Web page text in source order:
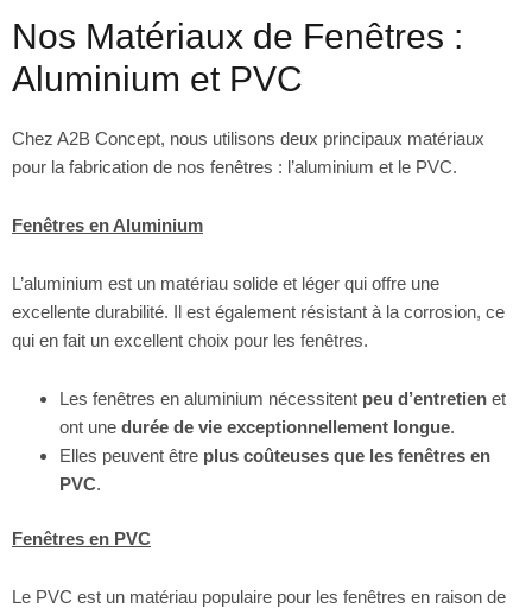
Nos Matériaux de Fenêtres :
Aluminium et PVC
Chez A2B Concept, nous utilisons deux principaux matériaux
pour la fabrication de nos fenêtres : l’aluminium et le PVC.
Fenêtres en Aluminium
L’aluminium est un matériau solide et léger qui offre une
excellente durabilité. Il est également résistant à la corrosion, ce
qui en fait un excellent choix pour les fenêtres.
Les fenêtres en aluminium nécessitent peu d’entretien et
ont une durée de vie exceptionnellement longue.
Elles peuvent être plus coûteuses que les fenêtres en
PVC.
Fenêtres en PVC
Le PVC est un matériau populaire pour les fenêtres en raison de